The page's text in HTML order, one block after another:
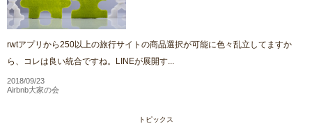
rwtアプリから250以上の旅行サイトの商品選択が可能に色々乱立してますか
ら、コレは良い統合ですね。LINEが展開す...
2018/09/23
Airbnb大家の会
トピックス